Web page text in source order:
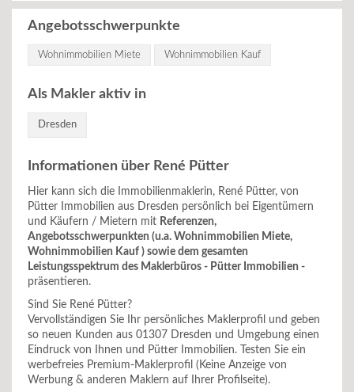
Angebotsschwerpunkte
Wohnimmobilien Miete Wohnimmobilien Kauf
Als Makler aktiv in
Dresden
Informationen über René Pütter
Hier kann sich die Immobilienmaklerin, René Pütter, von
Pütter Immobilien aus Dresden persönlich bei Eigentümern
und Käufern / Mietern mit Referenzen,
Angebotsschwerpunkten (u.a. Wohnimmobilien Miete,
Wohnimmobilien Kauf ) sowie dem gesamten
Leistungsspektrum des Maklerbüros - Pütter Immobilien -
präsentieren.
Sind Sie René Pütter?
Vervollständigen Sie Ihr persönliches Maklerprofil und geben
so neuen Kunden aus 01307 Dresden und Umgebung einen
Eindruck von Ihnen und Pütter Immobilien. Testen Sie ein
werbefreies Premium-Maklerprofil (Keine Anzeige von
Werbung & anderen Maklern auf Ihrer Profilseite).